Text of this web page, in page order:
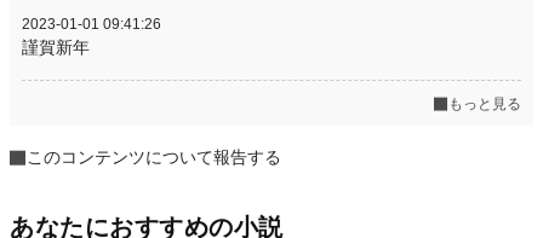
2023-01-01 09:41:26
謹賀新年
もっと見る
このコンテンツについて報告する
あなたにおすすめの小説